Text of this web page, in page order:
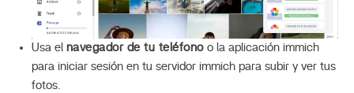
Usa el navegador de tu teléfonoo la aplicación immich
para iniciar sesión en tu servidor immich para subir y ver tus
fotos.